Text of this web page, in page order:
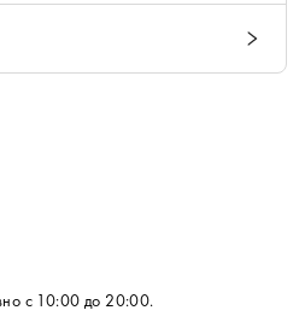
с 10:00 до 20:00.